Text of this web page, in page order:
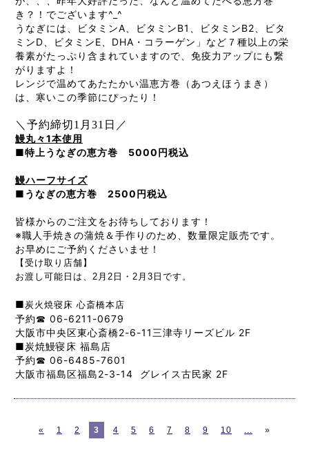
き？！でございます^_^
うなぎには、ビタミンA、ビタミンB1、ビタミンB2、ビタ
ミンD、ビタミンE、DHA・コラーゲン」など７種以上の栄
養素がたっぷり含まれていますので、免疫力アップにも繋
がりますよ！
レンジで温めてあたたかい温恵方巻（あつえほうまき）
は、寒いこの季節にぴったり！
＼予約締切1月31日／
鰻丸々1本使用
■特上うなぎの恵方巻 5000円税込
鰻ハーフサイズ
■うなぎの恵方巻 2500円税込
皆様からのご注文をお待ちしております！
※職人手焼きの蒲焼＆手作りのため、数量限定販売です。
お早めにご予約くださいませ！
【受け取り店舗】
お渡し可能日は、2月2日・2月3日です。
■炭火焼寝床 心斎橋本店
予約☎︎ 06-6211-0679
大阪市中央区東心斎橋2-6-11三津寺リーズビル 2F
■炭焼鰻寝床 福島店
予約☎︎ 06-6485-7601
大阪市福島区福島2-3-14 グレイス古民家 2F
« 1 2 3 4 5 6 7 8 9 10 ... »